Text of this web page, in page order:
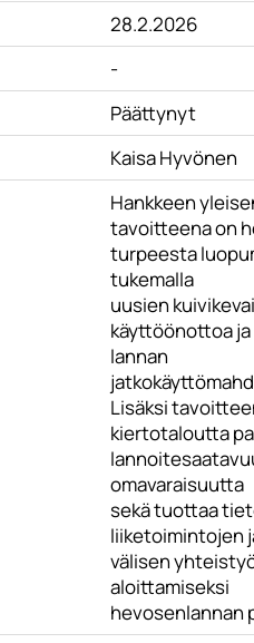
28.2.2026
-
Päättynyt
Kaisa Hyvönen
Hankkeen
tavoitteena on
turpeesta
tukemalla
uusien
käyttöönottoa
lannan
Lisäksi
kiertotaloutta
omavaraisuutta
sekä tuottaa
liiketoimintojen
välisen
aloittamiseksi
hevosenlannan